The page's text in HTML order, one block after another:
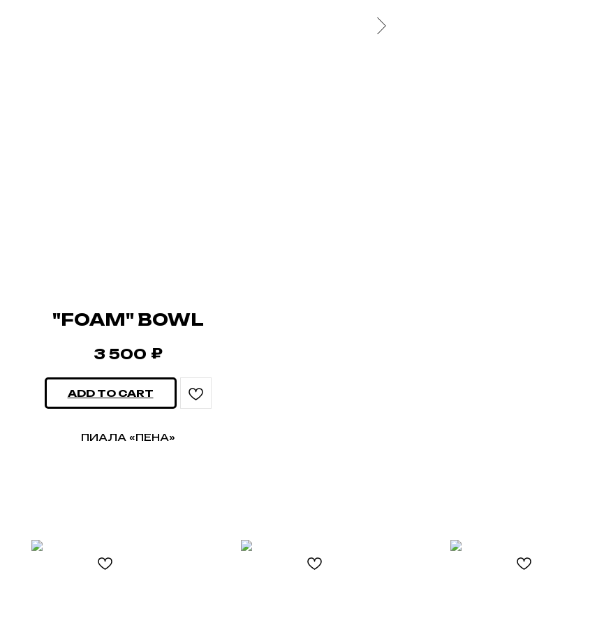
"FOAM" BOWL
3 500 ₽
ADD TO CART
ПИАЛА «ПЕНА»